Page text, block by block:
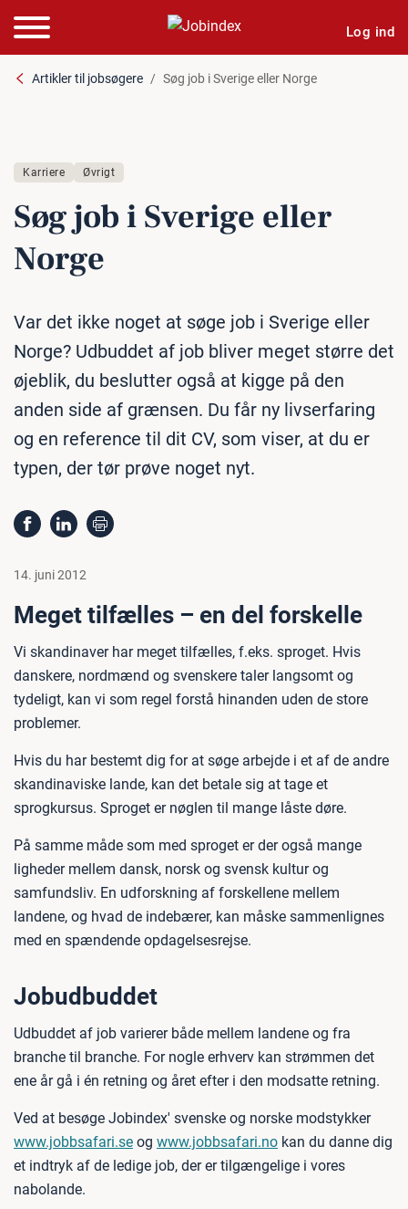
Log ind
Artikler til jobsøgere Søg job i Sverige eller Norge
Karriere Øvrigt
Søg job i Sverige eller
Norge
Var det ikke noget at søge job i Sverige eller
Norge? Udbuddet af job bliver meget større det
øjeblik, du beslutter også at kigge på den
anden side af grænsen. Du får ny livserfaring
og en reference til dit CV, som viser, at du er
typen, der tør prøve noget nyt.
14. juni 2012
Meget tilfælles – en del forskelle
Vi skandinaver har meget tilfælles, f.eks. sproget. Hvis
danskere, nordmænd og svenskere taler langsomt og
tydeligt, kan vi som regel forstå hinanden uden de store
problemer.
Hvis du har bestemt dig for at søge arbejde i et af de andre
skandinaviske lande, kan det betale sig at tage et
sprogkursus. Sproget er nøglen til mange låste døre.
På samme måde som med sproget er der også mange
ligheder mellem dansk, norsk og svensk kultur og
samfundsliv. En udforskning af forskellene mellem
landene, og hvad de indebærer, kan måske sammenlignes
med en spændende opdagelsesrejse.
Jobudbuddet
Udbuddet af job varierer både mellem landene og fra
branche til branche. For nogle erhverv kan strømmen det
ene år gå i én retning og året efter i den modsatte retning.
Ved at besøge Jobindex' svenske og norske modstykker
www.jobbsafari.se og www.jobbsafari.no kan du danne dig
et indtryk af de ledige job, der er tilgængelige i vores
nabolande.